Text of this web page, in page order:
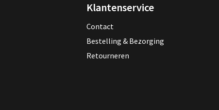
Klantenservice
Contact
Bestelling & Bezorging
Retourneren